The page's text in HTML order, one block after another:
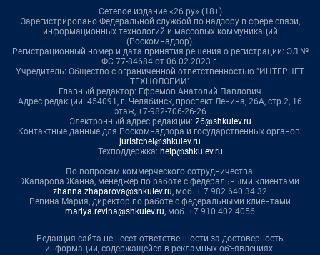
Сетевое издание «26.ру» (18+)
Зарегистрировано Федеральной службой по надзору в сфере связи,
информационных технологий и массовых коммуникаций
(Роскомнадзор).
Регистрационный номер и дата принятия решения о регистрации: ЭЛ №
ФС 77-84684 от 06.02.2023 г.
Учредитель: Общество с ограниченной ответственностью "ИНТЕРНЕТ
ТЕХНОЛОГИИ"
Главный редактор: Ефремов Анатолий Павлович
Адрес редакции: 454091, г. Челябинск, проспект Ленина, 26А, стр.2, 16
этаж, +7-982-706-26-26
Электронный адрес редакции: 26@shkulev.ru
Контактные данные для Роскомнадзора и государственных органов:
juristchel@shkulev.ru
Техподдержка: help@shkulev.ru
По вопросам коммерческого сотрудничества:
Жапарова Жанна, менеджер по работе с федеральными клиентами
zhanna.zhaparova@shkulev.ru, моб. + 7 982 640 34 32
Ревина Мария, директор по работе с федеральными клиентами
mariya.revina@shkulev.ru, моб. +7 910 402 4056
Редакция сайта не несет ответственности за достоверность
информации, содержащейся в рекламных объявлениях.